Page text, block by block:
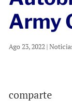
Army
Ago 23, 2022|
comparte